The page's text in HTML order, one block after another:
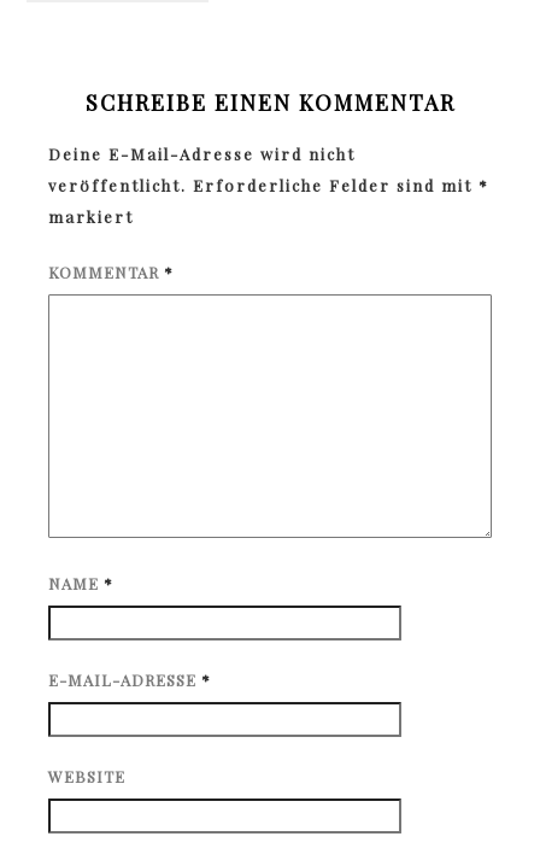
SCHREIBE EINEN KOMMENTAR
Deine E-Mail-Adresse wird nicht
veröffentlicht. Erforderliche Felder sind mit *
markiert
KOMMENTAR *
NAME *
E-MAIL-ADRESSE *
WEBSITE